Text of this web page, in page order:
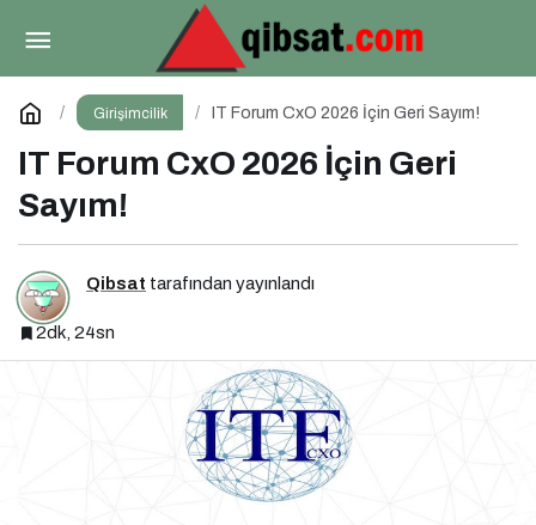
Girişimcilik IT Forum CxO 2026 İçin Geri Sayım!
IT Forum CxO 2026 İçin Geri
Sayım!
Qibsat tarafından yayınlandı
2dk, 24sn
2026’da İş Dünyasını Şekillendiren Trendler
Talk N Training “İlham Veren Buluşmalar” Serisinde!
Yorum Yap